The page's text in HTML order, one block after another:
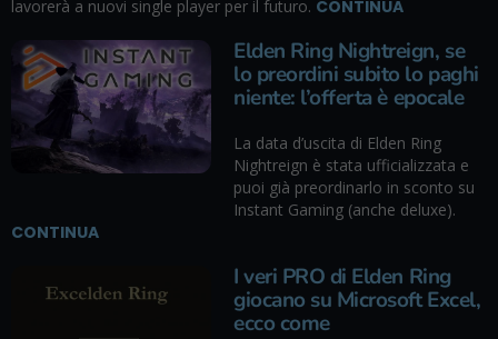
lavorerà a nuovi single player per il futuro. CONTINUA
Elden Ring Nightreign, se
lo preordini subito lo paghi
niente: l’offerta è epocale
La data d’uscita di Elden Ring
Nightreign è stata ufficializzata e
puoi già preordinarlo in sconto su
Instant Gaming (anche deluxe).
CONTINUA
I veri PRO di Elden Ring
giocano su Microsoft Excel,
ecco come